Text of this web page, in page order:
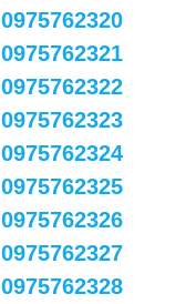
0975762320
0975762321
0975762322
0975762323
0975762324
0975762325
0975762326
0975762327
0975762328